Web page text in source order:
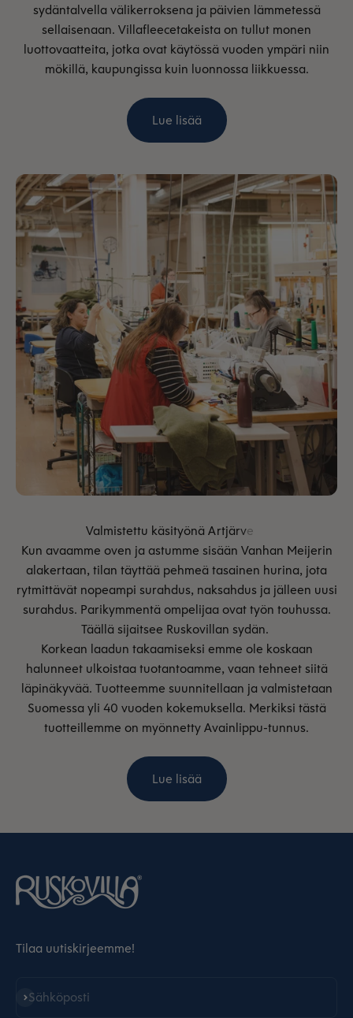
sydäntalvella välikerroksena ja päivien lämmetessä
sellaisenaan. Villafleecetakeista on tullut monen
luottovaatteita, jotka ovat käytössä vuoden ympäri niin
mökillä, kaupungissa kuin luonnossa liikkuessa.
Lue lisää
Kun avaamme oven ja astumme sisään Vanhan Meijerin
alakertaan, tilan täyttää pehmeä tasainen hurina, jota
rytmittävät nopeampi surahdus, naksahdus ja jälleen uusi
surahdus. Parikymmentä ompelijaa ovat työn touhussa.
Täällä sijaitsee Ruskovillan sydän.
Korkean laadun takaamiseksi emme ole koskaan
halunneet ulkoistaa tuotantoamme, vaan tehneet siitä
läpinäkyvää. Tuotteemme suunnitellaan ja valmistetaan
Suomessa yli 40 vuoden kokemuksella. Merkiksi tästä
tuotteillemme on myönnetty Avainlippu-tunnus.
Lue lisää
Tilaa uutiskirjeemme!
Sähköposti
Tilaa